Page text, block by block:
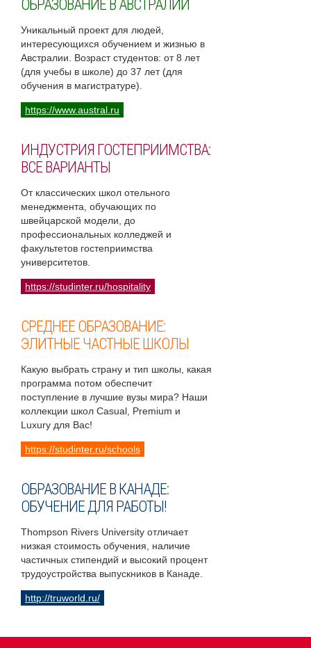
ОБРАЗОВАНИЕ В АВСТРАЛИИ
Уникальный проект для людей,
интересующихся обучением и жизнью в
Австралии. Возраст студентов: от 8 лет
(для учебы в школе) до 37 лет (для
обучения в магистратуре).
https://www.austral.ru
ИНДУСТРИЯ ГОСТЕПРИИМСТВА:
ВСЕ ВАРИАНТЫ
От классических школ отельного
менеджмента, обучающих по
швейцарской модели, до
профессиональных колледжей и
факультетов гостеприимства
университетов.
https://studinter.ru/hospitality
СРЕДНЕЕ ОБРАЗОВАНИЕ:
ЭЛИТНЫЕ ЧАСТНЫЕ ШКОЛЫ
Какую выбрать страну и тип школы, какая
программа потом обеспечит
поступление в лучшие вузы мира? Наши
коллекции школ Casual, Premium и
Luxury для Вас!
https://studinter.ru/schools
ОБРАЗОВАНИЕ В КАНАДЕ:
ОБУЧЕНИЕ ДЛЯ РАБОТЫ!
Thompson Rivers University отличает
низкая стоимость обучения, наличие
частичных стипендий и высокий процент
трудоустройства выпускников в Канаде.
http://truworld.ru/